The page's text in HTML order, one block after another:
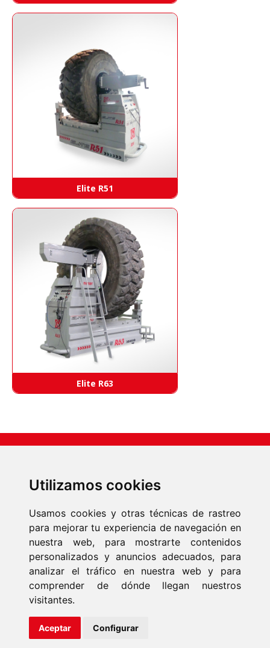
Utilizamos cookies
Usamos cookies y otras técnicas de rastreo
para mejorar tu experiencia de navegación en
nuestra web, para mostrarte contenidos
personalizados y anuncios adecuados, para
analizar el tráfico en nuestra web y para
comprender de dónde llegan nuestros
visitantes.
Aceptar Configurar
Elite R51
Elite R63
INICIO
PRODUCTOS
EMPRESA
NOTICIAS
Fonmar Group S.L. © 2026 Todos los derechos reservados
Aviso Legal